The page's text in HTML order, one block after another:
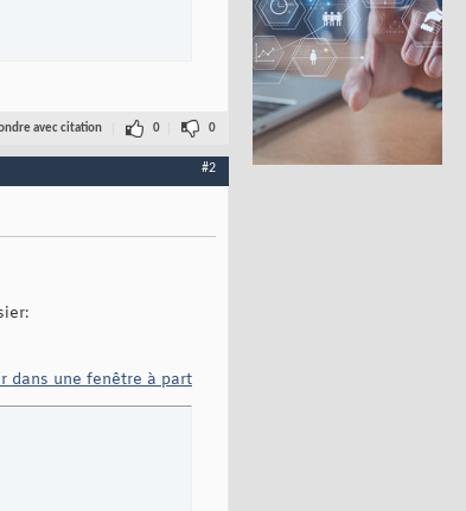
avec citation 0 0
#2
dans une fenêtre à part